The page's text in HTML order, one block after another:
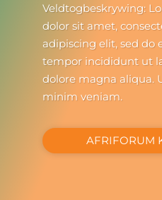
Veldtogbeskrywing:
dolor sit amet,
adipiscing elit, sed do
tempor incididunt ut
dolore magna aliqua.
minim veniam.
AFRIFORUM